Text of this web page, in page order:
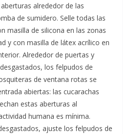
alrededor de las
de sumidero. Selle todas las
masilla de silicona en las zonas
y con masilla de látex acrílico en
Alrededor de puertas y
los felpudos de
de ventana rotas se
abiertas: las cucarachas
estas aberturas al
humana es mínima.
ajuste los felpudos de